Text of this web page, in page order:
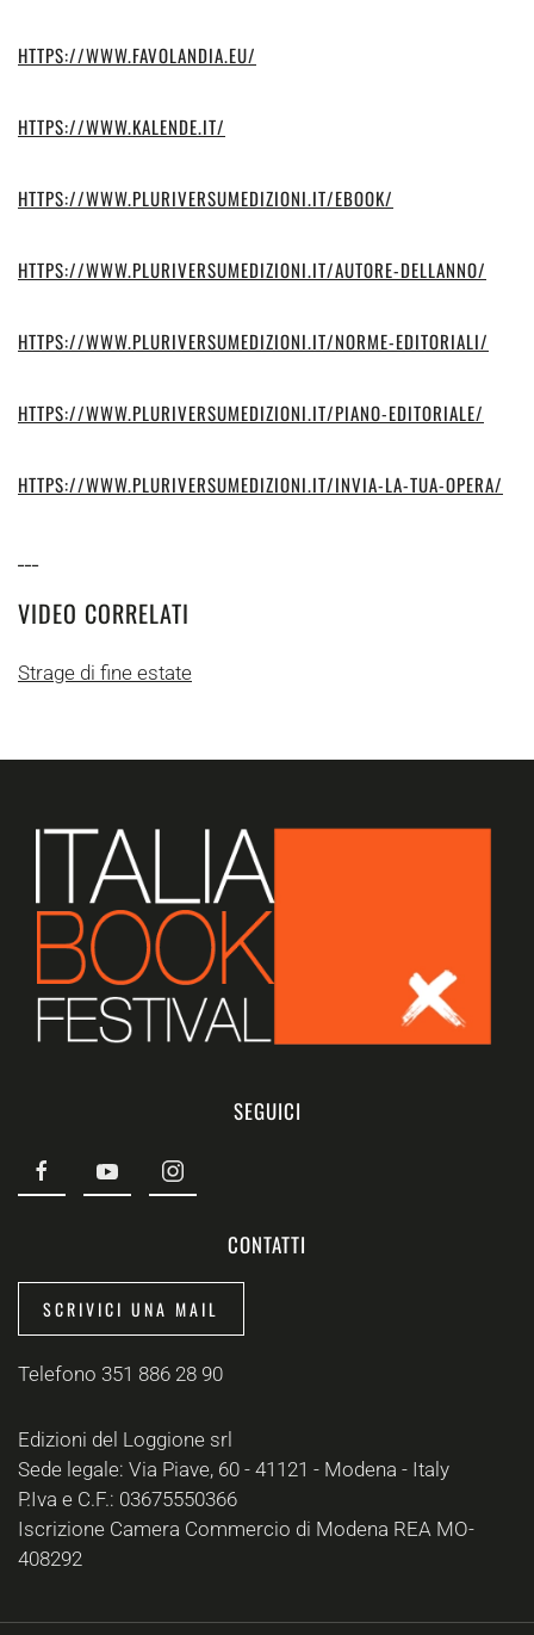
HTTPS://WWW.FAVOLANDIA.EU/
HTTPS://WWW.KALENDE.IT/
HTTPS://WWW.PLURIVERSUMEDIZIONI.IT/EBOOK/
HTTPS://WWW.PLURIVERSUMEDIZIONI.IT/AUTORE-DELLANNO/
HTTPS://WWW.PLURIVERSUMEDIZIONI.IT/NORME-EDITORIALI/
HTTPS://WWW.PLURIVERSUMEDIZIONI.IT/PIANO-EDITORIALE/
HTTPS://WWW.PLURIVERSUMEDIZIONI.IT/INVIA-LA-TUA-OPERA/
VIDEO CORRELATI
Strage di fine estate
SEGUICI
CONTATTI
SCRIVICI UNA MAIL
Telefono 351 886 28 90
Edizioni del Loggione srl
Sede legale: Via Piave, 60 - 41121 - Modena - Italy
P.Iva e C.F.: 03675550366
Iscrizione Camera Commercio di Modena REA MO-
408292